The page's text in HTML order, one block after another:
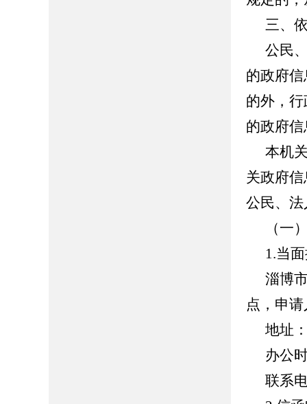
三、
公民
的政府
的外，
的政府
本机
关政府
公民、
（一
1.当
淄博
点，申
地址
办公
联系